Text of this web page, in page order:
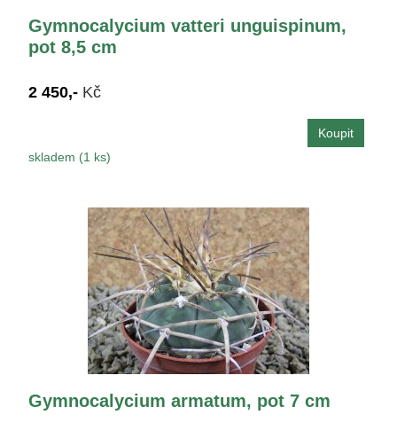
Gymnocalycium vatteri unguispinum,
pot 8,5 cm
2 450,- Kč
skladem (1 ks)
Gymnocalycium armatum, pot 7 cm